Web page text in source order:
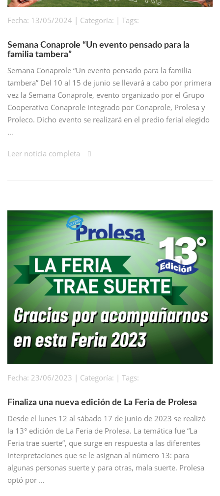
Fecha: 13/05/2024 | Categoría: | Tags:
Semana Conaprole “Un evento pensado para la
familia tambera”
Semana Conaprole “Un evento pensado para la familia
tambera” Del 10 al 15 de junio se llevará a cabo por primera
vez la Semana Conaprole, evento organizado por el Grupo
Cooperativo Conaprole integrado por Conaprole, Prolesa y
Proleco. Dicho evento se realizará en el predio ferial elegido
…
Leer noticia completa
Fecha: 23/06/2023 | Categoría: | Tags:
Finaliza una nueva edición de La Feria de Prolesa
Desde el lunes 12 al sábado 17 de junio de 2023 se realizó
la 13° edición de La Feria de Prolesa. La temática fue “La
Feria trae suerte”, que surge en respuesta a las diferentes
interpretaciones que se le asignan al número 13: para
algunas personas suerte y para otras, mala suerte. Prolesa
optó por …